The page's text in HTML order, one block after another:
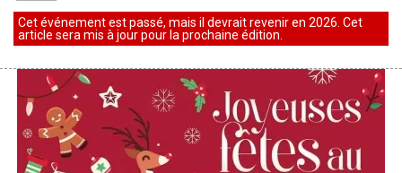
Cet événement est passé, mais il devrait revenir en 2026. Cet
article sera mis à jour pour la prochaine édition.